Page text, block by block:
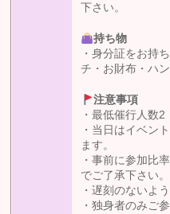
下さい。
持ち物
・身分証をお持
チ・お財布・ハ
注意事項
・最低催行人数2
・当日はイベン
ます。
・事前に参加比
でご了承下さい。
・遅刻のないよ
・独身者のみご